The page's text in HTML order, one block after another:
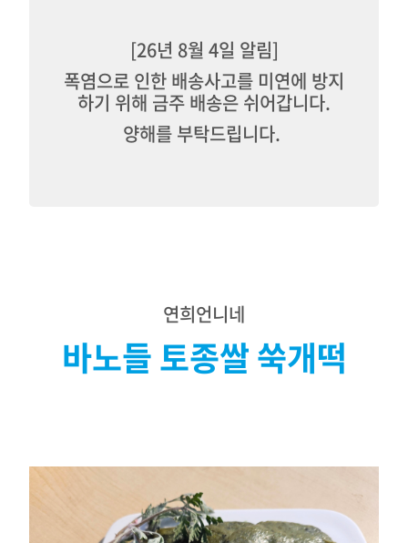
[26년 8월 4일 알림]
폭염으로 인한 배송사고를 미연에 방지
하기 위해 금주 배송은 쉬어갑니다.
양해를 부탁드립니다.
연희언니네
바노들 토종쌀 쑥개떡